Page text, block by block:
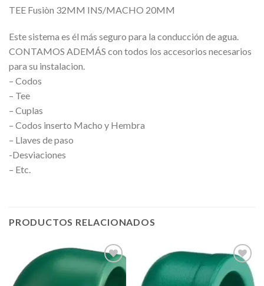
TEE Fusiòn 32MM INS/MACHO 20MM
Este sistema es él más seguro para la conducción de agua.
CONTAMOS ADEMÁS con todos los accesorios necesarios
para su instalacion.
– Codos
– Tee
– Cuplas
– Codos inserto Macho y Hembra
– Llaves de paso
-Desviaciones
– Etc.
PRODUCTOS RELACIONADOS